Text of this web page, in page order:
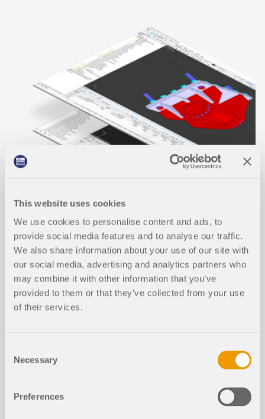
This website uses cookies
We use cookies to personalise content and ads, to
provide social media features and to analyse our traffic.
We also share information about your use of our site with
our social media, advertising and analytics partners who
may combine it with other information that you’ve
provided to them or that they’ve collected from your use
of their services.
Selection
Necessary
Preferences
Modèles de calcul de s
tructure à télécharger
proposons de télécharger de nombreux modèles